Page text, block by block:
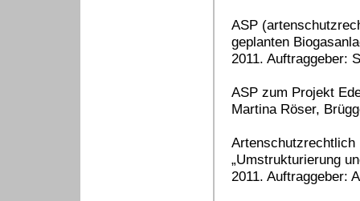
ASP
geplanten
2011. Auftraggeber:
ASP zum Projekt
Martina Röser,
Artenschutzrechtlich
„Umstrukturierung
2011. Auftraggeber: